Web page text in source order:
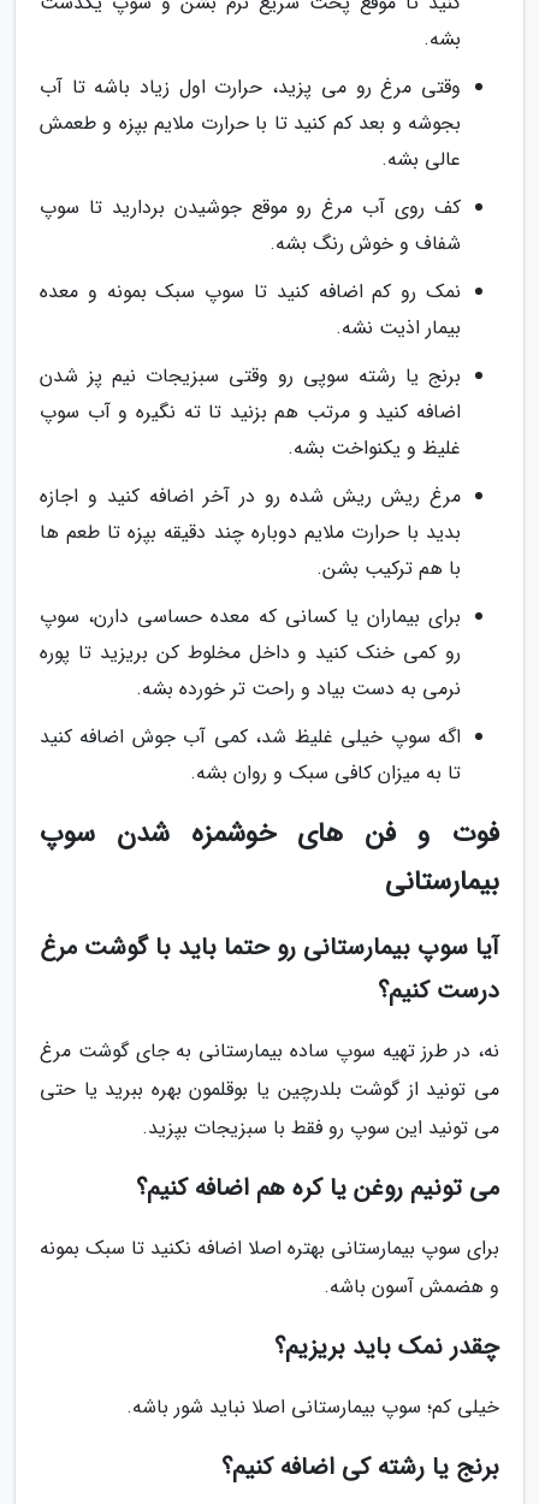
بشه.
وقتی مرغ رو می پزید، حرارت اول زیاد باشه تا آب
بجوشه و بعد کم کنید تا با حرارت ملایم بپزه و طعمش
عالی بشه.
کف روی آب مرغ رو موقع جوشیدن بردارید تا سوپ
شفاف و خوش رنگ بشه.
نمک رو کم اضافه کنید تا سوپ سبک بمونه و معده
بیمار اذیت نشه.
برنج یا رشته سوپی رو وقتی سبزیجات نیم پز شدن
اضافه کنید و مرتب هم بزنید تا ته نگیره و آب سوپ
غلیظ و یکنواخت بشه.
مرغ ریش ریش شده رو در آخر اضافه کنید و اجازه
بدید با حرارت ملایم دوباره چند دقیقه بپزه تا طعم ها
با هم ترکیب بشن.
برای بیماران یا کسانی که معده حساسی دارن، سوپ
رو کمی خنک کنید و داخل مخلوط کن بریزید تا پوره
نرمی به دست بیاد و راحت تر خورده بشه.
اگه سوپ خیلی غلیظ شد، کمی آب جوش اضافه کنید
تا به میزان کافی سبک و روان بشه.
فوت و فن های خوشمزه شدن سوپ
بیمارستانی
آیا سوپ بیمارستانی رو حتما باید با گوشت مرغ
درست کنیم؟
نه، در طرز تهیه سوپ ساده بیمارستانی به جای گوشت مرغ
می تونید از گوشت بلدرچین یا بوقلمون بهره ببرید یا حتی
می تونید این سوپ رو فقط با سبزیجات بپزید.
می تونیم روغن یا کره هم اضافه کنیم؟
برای سوپ بیمارستانی بهتره اصلا اضافه نکنید تا سبک بمونه
و هضمش آسون باشه.
چقدر نمک باید بریزیم؟
خیلی کم؛ سوپ بیمارستانی اصلا نباید شور باشه.
برنج یا رشته کی اضافه کنیم؟